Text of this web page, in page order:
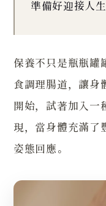
準備好迎接人
保養不只是瓶瓶罐
食調理腸道，讓身
開始，試著加入一
現，當身體充滿了
姿態回應。